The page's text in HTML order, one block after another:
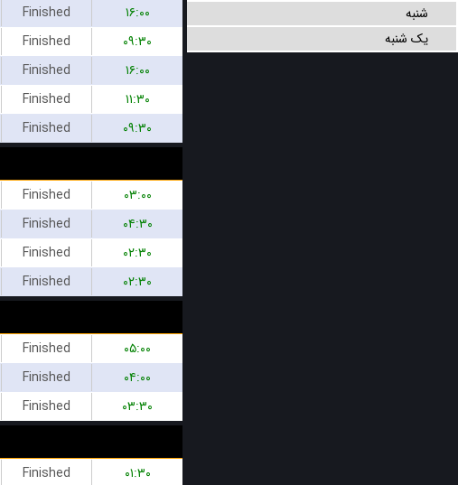
شنبه
یک شنبه
Finished
۱۶:۰۰
Finished
۰۹:۳۰
Finished
۱۶:۰۰
Finished
۱۱:۳۰
Finished
۰۹:۳۰
Finished
۰۳:۰۰
Finished
۰۴:۳۰
Finished
۰۲:۳۰
Finished
۰۲:۳۰
Finished
۰۵:۰۰
Finished
۰۴:۰۰
Finished
۰۳:۳۰
Finished
۰۱:۳۰